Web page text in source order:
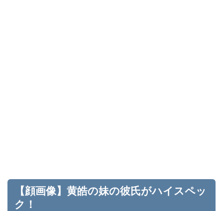
【顔画像】黄皓の妹の彼氏がハイスペッ
ク！